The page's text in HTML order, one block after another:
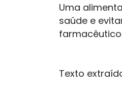
Uma
saúde e
Texto